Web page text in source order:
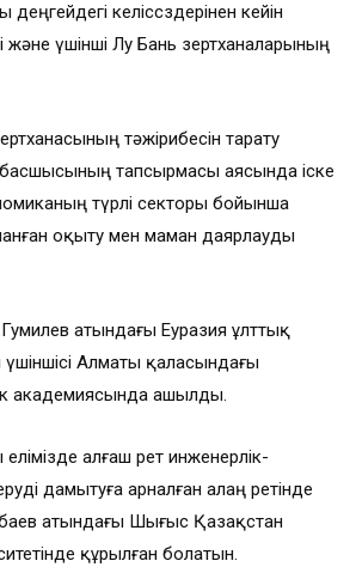
келіссөздерінен кейін
және үшінші Лу Бань зертханаларының
тәжірибесін тарату
басшысының тапсырмасы аясында іске
түрлі секторы бойынша
оқыту мен маман даярлауды
атындағы Еуразия ұлттық
үшіншісі Алматы қаласындағы
академиясында ашылды.
алғаш рет инженерлік-
дамытуға арналған алаң ретінде
атындағы Шығыс Қазақстан
құрылған болатын.